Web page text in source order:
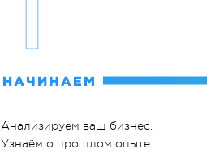
Анализируем ваш бизнес.
Узнаём о прошлом опыте